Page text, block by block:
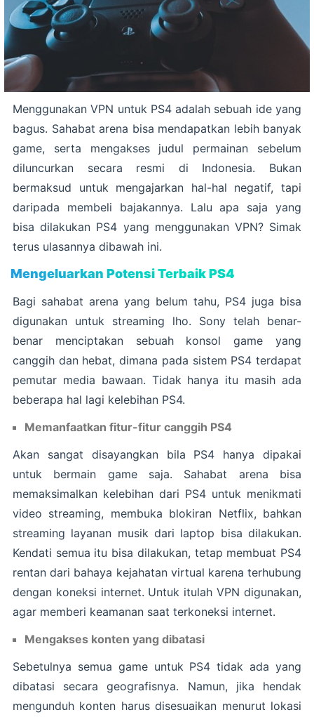
Menggunakan VPN untuk PS4 adalah sebuah ide yang
bagus. Sahabat arena bisa mendapatkan lebih banyak
game, serta mengakses judul permainan sebelum
diluncurkan secara resmi di Indonesia. Bukan
bermaksud untuk mengajarkan hal-hal negatif, tapi
daripada membeli bajakannya. Lalu apa saja yang
bisa dilakukan PS4 yang menggunakan VPN? Simak
terus ulasannya dibawah ini.
Mengeluarkan Potensi Terbaik PS4
Bagi sahabat arena yang belum tahu, PS4 juga bisa
digunakan untuk streaming lho. Sony telah benar-
benar menciptakan sebuah konsol game yang
canggih dan hebat, dimana pada sistem PS4 terdapat
pemutar media bawaan. Tidak hanya itu masih ada
beberapa hal lagi kelebihan PS4.
Memanfaatkan fitur-fitur canggih PS4
Akan sangat disayangkan bila PS4 hanya dipakai
untuk bermain game saja. Sahabat arena bisa
memaksimalkan kelebihan dari PS4 untuk menikmati
video streaming, membuka blokiran Netflix, bahkan
streaming layanan musik dari laptop bisa dilakukan.
Kendati semua itu bisa dilakukan, tetap membuat PS4
rentan dari bahaya kejahatan virtual karena terhubung
dengan koneksi internet. Untuk itulah VPN digunakan,
agar memberi keamanan saat terkoneksi internet.
Mengakses konten yang dibatasi
Sebetulnya semua game untuk PS4 tidak ada yang
dibatasi secara geografisnya. Namun, jika hendak
mengunduh konten harus disesuaikan menurut lokasi